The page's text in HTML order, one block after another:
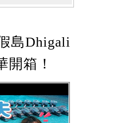
島Dhigali
開箱！